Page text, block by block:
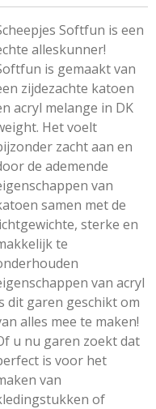
Softfun is een
alleskunner!
is gemaakt van
zijdezachte katoen
acryl melange in DK
Het voelt
zacht aan en
de ademende
van
samen met de
sterke en
te
van acryl
dit garen geschikt om
alles mee te maken!
u nu garen zoekt dat
is voor het
van
of